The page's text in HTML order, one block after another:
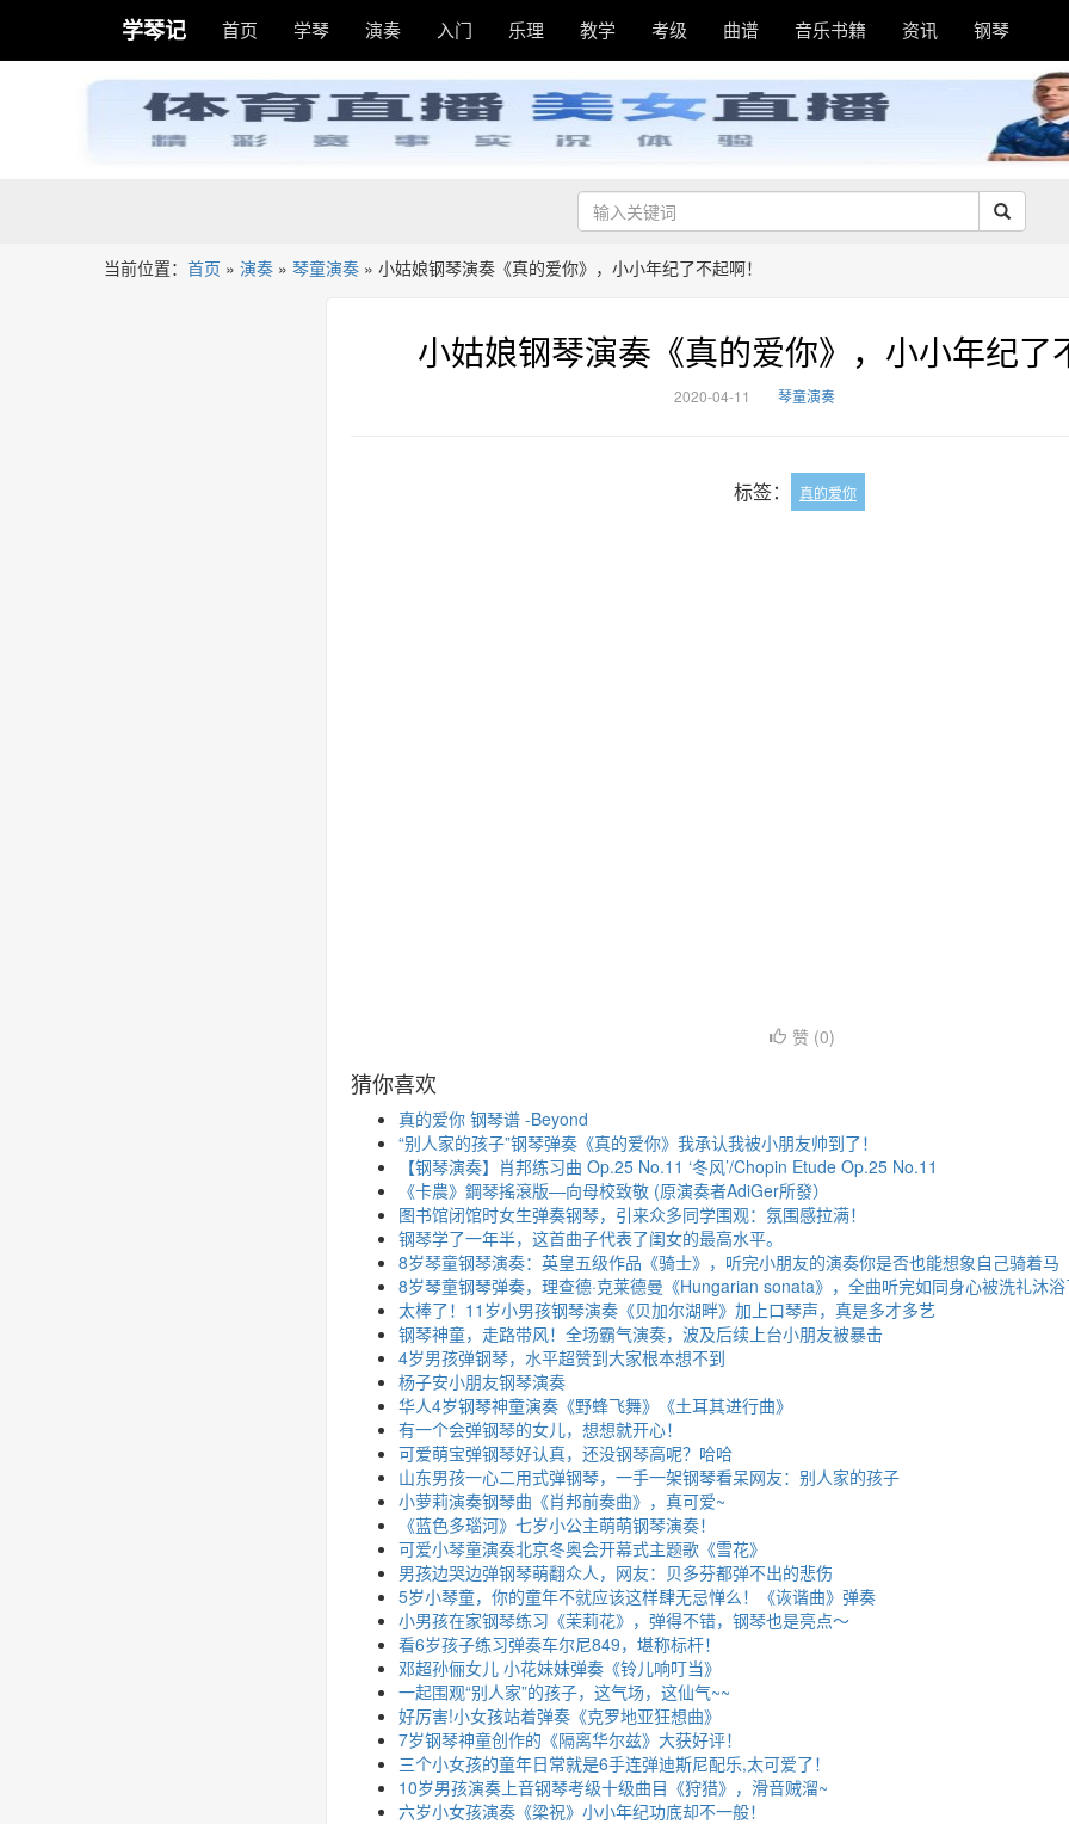
学琴记 首页 学琴 演奏 入门 乐理 教学 考级 曲谱 音乐书籍 资讯 钢琴
当前位置： 首页 » 演奏 » 琴童演奏 » 小姑娘钢琴演奏《真的爱你》，小小年纪了不起啊！
小姑娘钢琴演奏《真的爱你》，小小年纪了
2020-04-11 琴童演奏
标签： 真的爱你
赞 (0)
猜你喜欢
真的爱你 钢琴谱 -Beyond
“别人家的孩子”钢琴弹奏《真的爱你》我承认我被小朋友帅到了！
【钢琴演奏】肖邦练习曲 Op.25 No.11 ‘冬风’/Chopin Etude Op.25 No.11
《卡農》鋼琴搖滾版—向母校致敬 (原演奏者AdiGer所發）
图书馆闭馆时女生弹奏钢琴，引来众多同学围观：氛围感拉满！
钢琴学了一年半，这首曲子代表了闺女的最高水平。
8岁琴童钢琴演奏：英皇五级作品《骑士》，听完小朋友的演奏你是否也能想象自己骑着马
8岁琴童钢琴弹奏，理查德·克莱德曼《Hungarian sonata》，全曲听完如同身心被洗礼沐
太棒了！11岁小男孩钢琴演奏《贝加尔湖畔》加上口琴声，真是多才多艺
钢琴神童，走路带风！全场霸气演奏，波及后续上台小朋友被暴击
4岁男孩弹钢琴，水平超赞到大家根本想不到
杨子安小朋友钢琴演奏
华人4岁钢琴神童演奏《野蜂飞舞》《土耳其进行曲》
有一个会弹钢琴的女儿，想想就开心！
可爱萌宝弹钢琴好认真，还没钢琴高呢？哈哈
山东男孩一心二用式弹钢琴，一手一架钢琴看呆网友：别人家的孩子
小萝莉演奏钢琴曲《肖邦前奏曲》，真可爱~
《蓝色多瑙河》七岁小公主萌萌钢琴演奏！
可爱小琴童演奏北京冬奥会开幕式主题歌《雪花》
男孩边哭边弹钢琴萌翻众人，网友：贝多芬都弹不出的悲伤
5岁小琴童，你的童年不就应该这样肆无忌惮么！《诙谐曲》弹奏
小男孩在家钢琴练习《茉莉花》，弹得不错，钢琴也是亮点～
看6岁孩子练习弹奏车尔尼849，堪称标杆！
邓超孙俪女儿 小花妹妹弹奏《铃儿响叮当》
一起围观“别人家”的孩子，这气场，这仙气~~
好厉害!小女孩站着弹奏《克罗地亚狂想曲》
7岁钢琴神童创作的《隔离华尔兹》大获好评！
三个小女孩的童年日常就是6手连弹迪斯尼配乐,太可爱了！
10岁男孩演奏上音钢琴考级十级曲目《狩猎》，滑音贼溜~
六岁小女孩演奏《梁祝》小小年纪功底却不一般！